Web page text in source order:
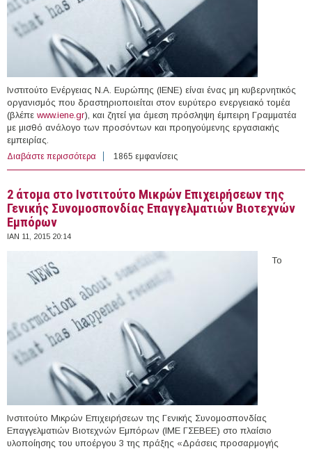
Ινστιτούτο Ενέργειας Ν.Α. Ευρώπης (ΙΕΝΕ) είναι ένας μη κυβερνητικός
οργανισμός που δραστηριοποιείται στον ευρύτερο ενεργειακό τομέα
(βλέπε www.iene.gr), και ζητεί για άμεση πρόσληψη έμπειρη Γραμματέα
με μισθό ανάλογο των προσόντων και προηγούμενης εργασιακής
εμπειρίας.
Διαβάστε περισσότερα για Θέση Γραμματέως στο Ινστιτούτο Ενέργειας Ν.Α.
Ευρώπης (ΙΕΝΕ)
1865 εμφανίσεις
2 άτομα στο Ινστιτούτο Μικρών Επιχειρήσεων της
Γενικής Συνομοσπονδίας Επαγγελματιών Βιοτεχνών
Εμπόρων
ΙΑΝ 11, 2015 20:14
Το
Ινστιτούτο Μικρών Επιχειρήσεων της Γενικής Συνομοσπονδίας
Επαγγελματιών Βιοτεχνών Εμπόρων (ΙΜΕ ΓΣΕΒΕΕ) στο πλαίσιο
υλοποίησης του υποέργου 3 της πράξης «Δράσεις προσαρμογής